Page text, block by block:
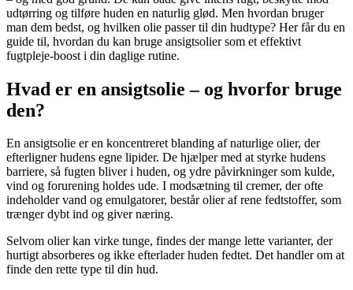
udtørring og tilføre huden en naturlig glød. Men hvordan bruger
man dem bedst, og hvilken olie passer til din hudtype? Her får du en
guide til, hvordan du kan bruge ansigtsolier som et effektivt
fugtpleje-boost i din daglige rutine.
Hvad er en ansigtsolie – og hvorfor bruge
den?
En ansigtsolie er en koncentreret blanding af naturlige olier, der
efterligner hudens egne lipider. De hjælper med at styrke hudens
barriere, så fugten bliver i huden, og ydre påvirkninger som kulde,
vind og forurening holdes ude. I modsætning til cremer, der ofte
indeholder vand og emulgatorer, består olier af rene fedtstoffer, som
trænger dybt ind og giver næring.
Selvom olier kan virke tunge, findes der mange lette varianter, der
hurtigt absorberes og ikke efterlader huden fedtet. Det handler om at
finde den rette type til din hud.